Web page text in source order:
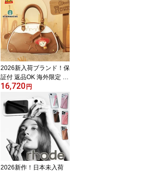
ルソン Y2K スマホケー
ス iPhoneケース アイフ
ォンケース ポップ アメ
リカ ロサンゼルス プレ
ゼント Samsung Galaxy
ドット柄 水玉模様 レト
ロ 可愛い モダン マルチ
カラー
2026新入荷ブランド！保
証付 返品OK 海外限定 St
arbucks Toy Story 激レア
トイストーリー Cowgirl
Bolling Bag ジェシー ブ
ラウン カウガール ミニ
ボストン ハンドバッグ
日本未入荷アイテム 正規
品 スタバ 10代 20代 30
代 40代 50代 60代 通勤
通学 フリンジ チャーム
16,720円
2026新作！日本未入荷